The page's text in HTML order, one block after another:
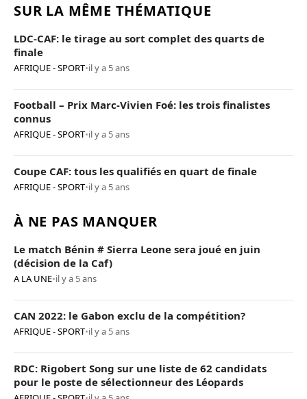
SUR LA MÊME THÉMATIQUE
LDC-CAF: le tirage au sort complet des quarts de
finale
AFRIQUE - SPORT•il y a 5 ans
Football – Prix Marc-Vivien Foé: les trois finalistes
connus
AFRIQUE - SPORT•il y a 5 ans
Coupe CAF: tous les qualifiés en quart de finale
AFRIQUE - SPORT•il y a 5 ans
À NE PAS MANQUER
Le match Bénin # Sierra Leone sera joué en juin
(décision de la Caf)
A LA UNE•il y a 5 ans
CAN 2022: le Gabon exclu de la compétition?
AFRIQUE - SPORT•il y a 5 ans
RDC: Rigobert Song sur une liste de 62 candidats
pour le poste de sélectionneur des Léopards